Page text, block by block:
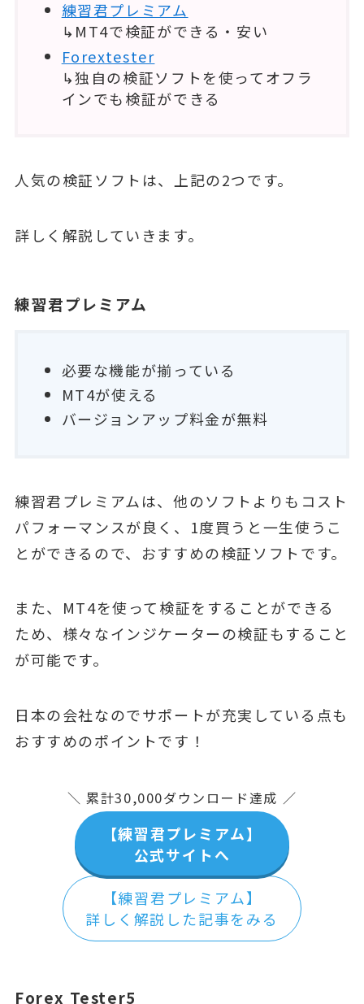
練習君プレミアム
↳MT4で検証ができる・安い
Forextester
↳独自の検証ソフトを使ってオフラ
インでも検証ができる
人気の検証ソフトは、上記の2つです。
詳しく解説していきます。
練習君プレミアム
必要な機能が揃っている
MT4が使える
バージョンアップ料金が無料
練習君プレミアムは、他のソフトよりもコスト
パフォーマンスが良く、1度買うと一生使うこ
とができるので、おすすめの検証ソフトです。
また、MT4を使って検証をすることができる
ため、様々なインジケーターの検証もすること
が可能です。
日本の会社なのでサポートが充実している点も
おすすめのポイントです！
＼ 累計30,000ダウンロード達成 ／
【練習君プレミアム】
公式サイトへ
【練習君プレミアム】
詳しく解説した記事をみる
Forex Tester5